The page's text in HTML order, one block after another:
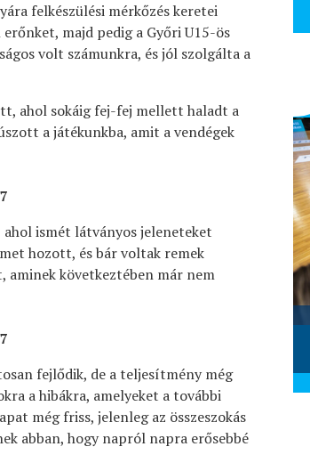
felkészülési mérkőzés keretei
majd pedig a Győri U15-ös
volt számunkra, és jól szolgálta a
ahol sokáig fej-fej mellett haladt a
a játékunkba, amit a vendégek
ismét látványos jeleneteket
hozott, és bár voltak remek
aminek következtében már nem
fejlődik, de a teljesítmény még
a hibákra, amelyeket a további
még friss, jelenleg az összeszokás
abban, hogy napról napra erősebbé